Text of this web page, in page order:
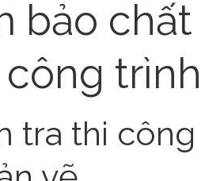
bảo chất
trình
tra thi công